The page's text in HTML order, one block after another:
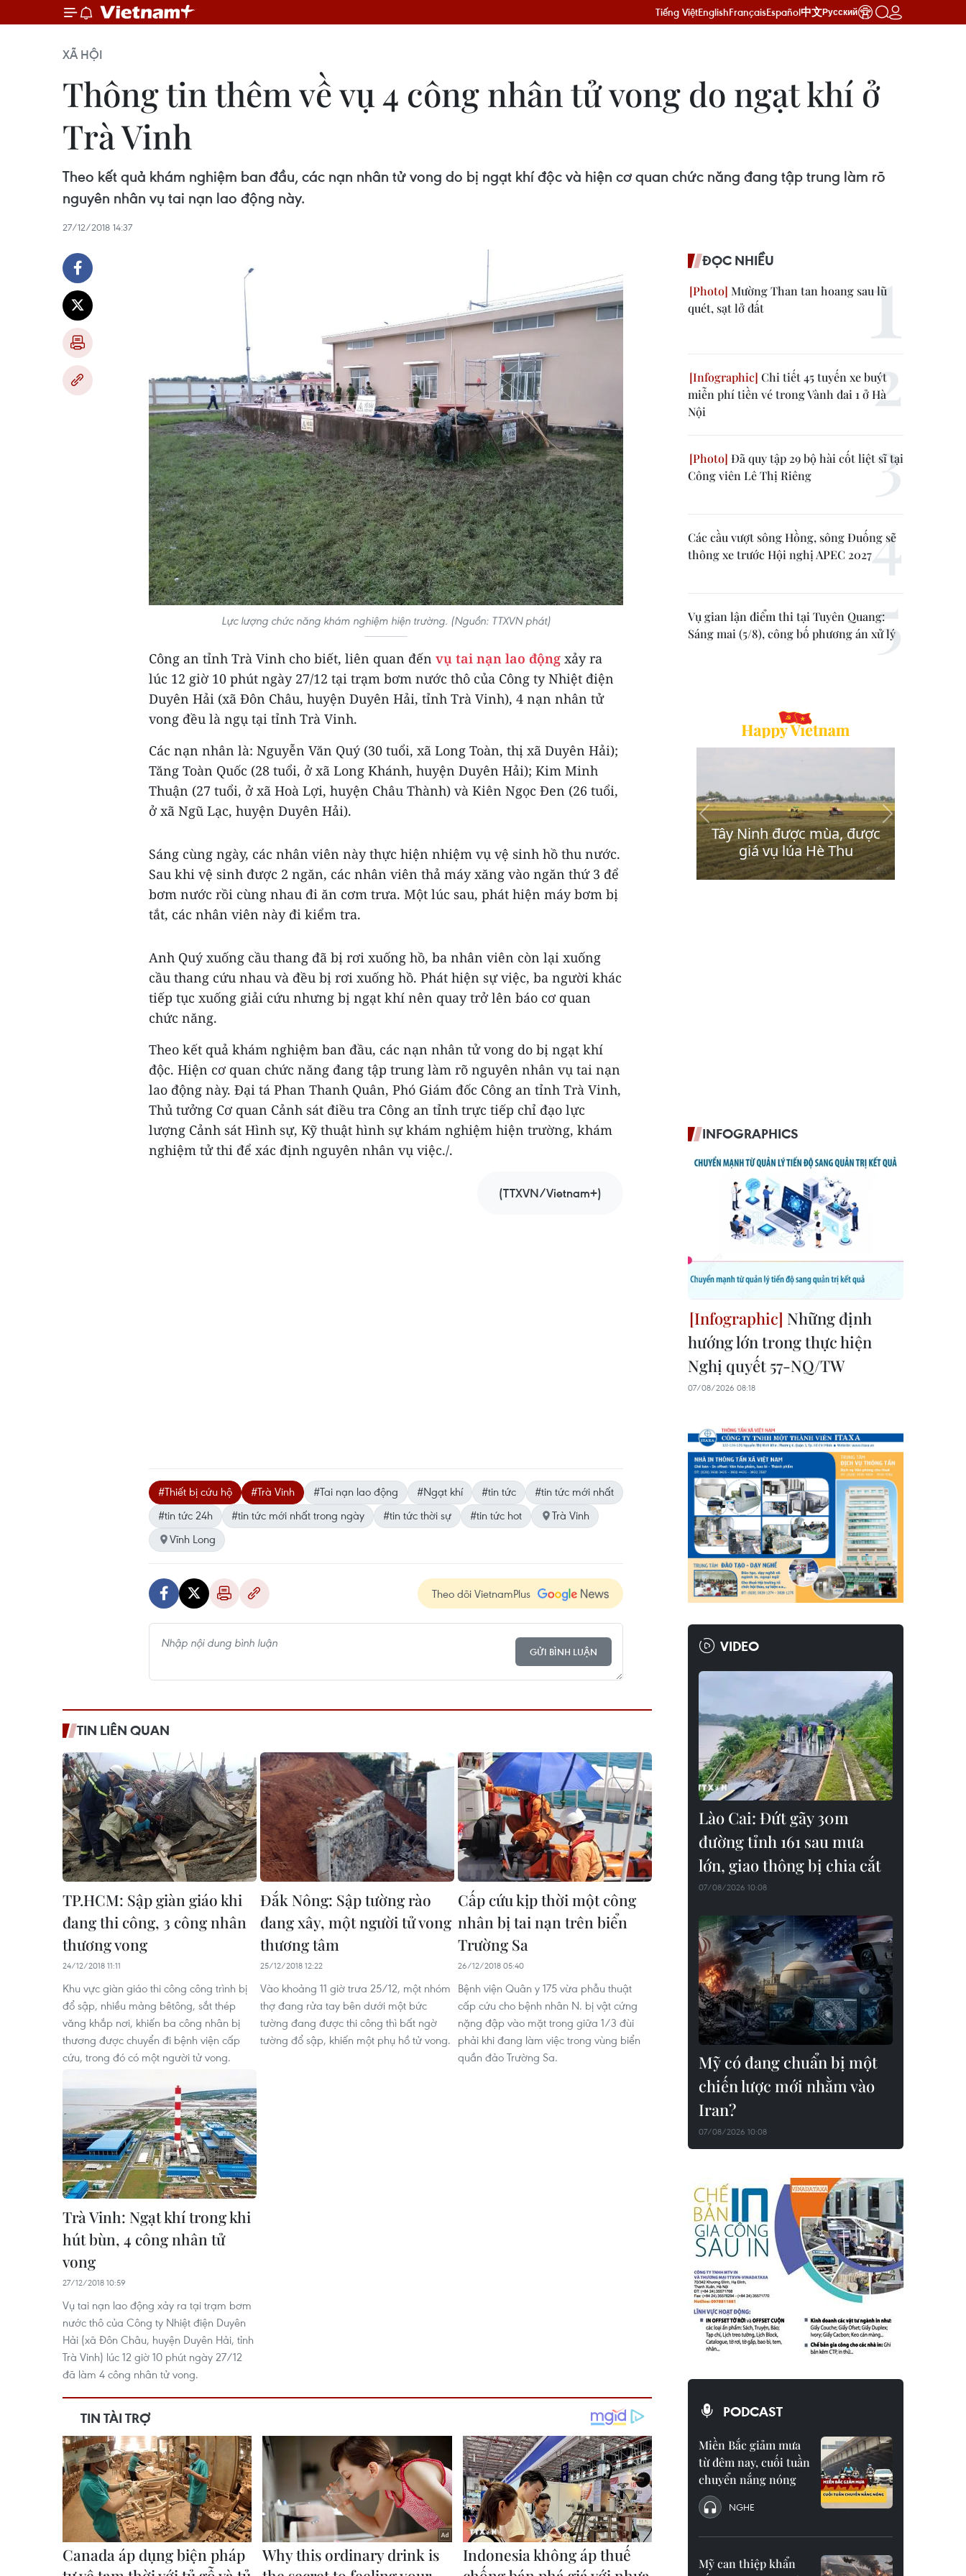
Tiếng ViệtEnglishFrançaisEspañol中文Русский
XÃ HỘI
Thông tin thêm về vụ 4 công nhân tử vong do ngạt khí ở
Trà Vinh
Theo kết quả khám nghiệm ban đầu, các nạn nhân tử vong do bị ngạt khí độc và hiện cơ quan chức năng đang tập trung làm rõ
nguyên nhân vụ tai nạn lao động này.
27/12/2018 14:37
Lực lượng chức năng khám nghiệm hiện trường. (Nguồn: TTXVN phát)
Công an tỉnh Trà Vinh cho biết, liên quan đến vụ tai nạn lao động xảy ra
lúc 12 giờ 10 phút ngày 27/12 tại trạm bơm nước thô của Công ty Nhiệt điện
Duyên Hải (xã Đôn Châu, huyện Duyên Hải, tỉnh Trà Vinh), 4 nạn nhân tử
vong đều là ngụ tại tỉnh Trà Vinh.
Các nạn nhân là: Nguyễn Văn Quý (30 tuổi, xã Long Toàn, thị xã Duyên Hải);
Tăng Toàn Quốc (28 tuổi, ở xã Long Khánh, huyện Duyên Hải); Kim Minh
Thuận (27 tuổi, ở xã Hoà Lợi, huyện Châu Thành) và Kiên Ngọc Đen (26 tuổi,
ở xã Ngũ Lạc, huyện Duyên Hải).
Sáng cùng ngày, các nhân viên này thực hiện nhiệm vụ vệ sinh hồ thu nước.
Sau khi vệ sinh được 2 ngăn, các nhân viên thả máy xăng vào ngăn thứ 3 để
bơm nước rồi cùng nhau đi ăn cơm trưa. Một lúc sau, phát hiện máy bơm bị
tắt, các nhân viên này đi kiểm tra.
Anh Quý xuống cầu thang đã bị rơi xuống hồ, ba nhân viên còn lại xuống
cầu thang cứu nhau và đều bị rơi xuống hồ. Phát hiện sự việc, ba người khác
tiếp tục xuống giải cứu nhưng bị ngạt khí nên quay trở lên báo cơ quan
chức năng.
Theo kết quả khám nghiệm ban đầu, các nạn nhân tử vong do bị ngạt khí
độc. Hiện cơ quan chức năng đang tập trung làm rõ nguyên nhân vụ tai nạn
lao động này. Đại tá Phan Thanh Quân, Phó Giám đốc Công an tỉnh Trà Vinh,
Thủ tưởng Cơ quan Cảnh sát điều tra Công an tỉnh trực tiếp chỉ đạo lực
lượng Cảnh sát Hình sự, Kỹ thuật hình sự khám nghiệm hiện trường, khám
nghiệm tử thi để xác định nguyên nhân vụ việc./.
(TTXVN/Vietnam+)
#Thiết bị cứu hộ #Trà Vinh #Tai nạn lao động #Ngạt khí #tin tức
#tin tức mới nhất
#tin tức 24h
#tin tức mới nhất trong ngày #tin tức thời sự #tin tức hot
Trà Vinh
Vĩnh Long
Theo dõi VietnamPlus
GỬI BÌNH LUẬN
TIN LIÊN QUAN
TP.HCM: Sập giàn giáo khi
đang thi công, 3 công nhân
thương vong
24/12/2018 11:11
Khu vực giàn giáo thi công công trình bị
đổ sập, nhiều mảng bêtông, sắt thép
văng khắp nơi, khiến ba công nhân bị
thương được chuyển đi bệnh viện cấp
cứu, trong đó có một người tử vong.
Đắk Nông: Sập tường rào
đang xây, một người tử vong
thương tâm
25/12/2018 12:22
Vào khoảng 11 giờ trưa 25/12, một nhóm
thợ đang rửa tay bên dưới một bức
tường đang được thi công thì bất ngờ
tường đổ sập, khiến một phụ hồ tử vong.
Cấp cứu kịp thời một công
nhân bị tai nạn trên biển
Trường Sa
26/12/2018 05:40
Bệnh viện Quân y 175 vừa phẫu thuật
cấp cứu cho bệnh nhân N. bị vật cứng
nặng đập vào mặt trong giữa 1/3 đùi
phải khi đang làm việc trong vùng biển
quần đảo Trường Sa.
Trà Vinh: Ngạt khí trong khi
hút bùn, 4 công nhân tử
vong
27/12/2018 10:59
Vụ tai nạn lao động xảy ra tại trạm bơm
nước thô của Công ty Nhiệt điện Duyên
Hải (xã Đôn Châu, huyện Duyên Hải, tỉnh
Trà Vinh) lúc 12 giờ 10 phút ngày 27/12
đã làm 4 công nhân tử vong.
ĐỌC NHIỀU
Mường Than tan hoang sau lũ
quét, sạt lở đất
Chi tiết 45 tuyến xe buýt
miễn phí tiền vé trong Vành đai 1 ở Hà
Nội
Đã quy tập 29 bộ hài cốt liệt sĩ tại
Công viên Lê Thị Riêng
Các cầu vượt sông Hồng, sông Đuống sẽ
thông xe trước Hội nghị APEC 2027
Vụ gian lận điểm thi tại Tuyên Quang:
Sáng mai (5/8), công bố phương án xử lý
INFOGRAPHICS
Những định
hướng lớn trong thực hiện
Nghị quyết 57-NQ/TW
07/08/2026 08:18
VIDEO
Lào Cai: Đứt gãy 30m
đường tỉnh 161 sau mưa
lớn, giao thông bị chia cắt
07/08/2026 10:08
Mỹ có đang chuẩn bị một
chiến lược mới nhằm vào
Iran?
07/08/2026 10:08
PODCAST
Miền Bắc giảm mưa
từ đêm nay, cuối tuần
chuyển nắng nóng
NGHE
Mỹ can thiệp khẩn